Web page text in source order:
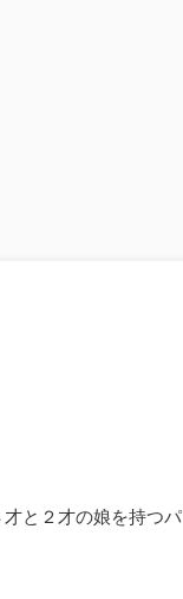
と２才の娘を持つパ